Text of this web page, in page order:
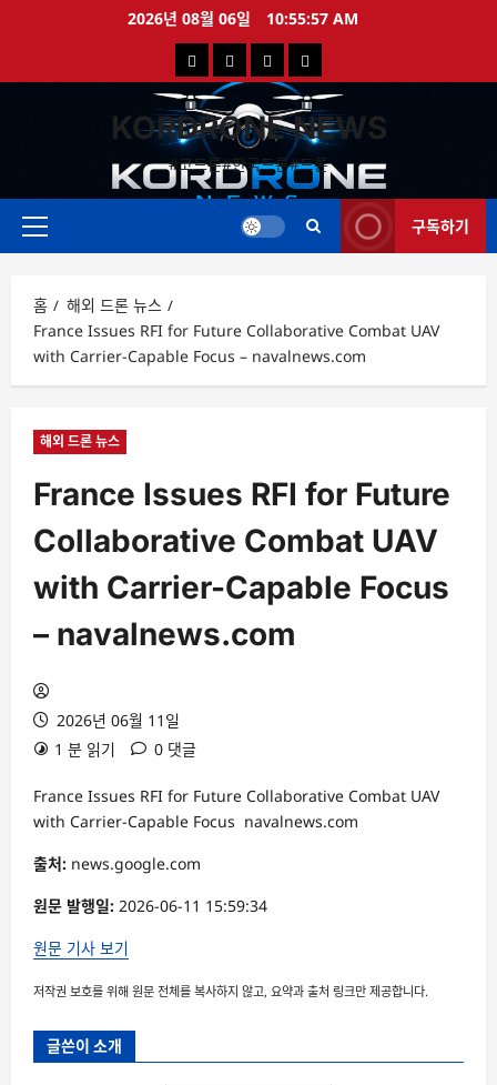
로
2026년 08월 06일 10:55:57 AM
국
내
드
론
뉴
해
외
드
론
뉴
드
영
상
드
론
특
가
KORDRONE NEWS
#코드론#한국드론#드론
주
구독하기
홈
해외 드론 뉴스
France Issues RFI for Future Collaborative Combat UAV
with Carrier-Capable Focus – navalnews.com
해외 드론 뉴스
France Issues RFI for Future
Collaborative Combat UAV
with Carrier-Capable Focus
– navalnews.com
2026년 06월 11일
1 분 읽기
0 댓글
France Issues RFI for Future Collaborative Combat UAV
with Carrier-Capable Focus navalnews.com
출처: news.google.com
원문 발행일: 2026-06-11 15:59:34
원문 기사 보기
저작권 보호를 위해 원문 전체를 복사하지 않고, 요약과 출처 링크만 제공합니다.
글쓴이 소개